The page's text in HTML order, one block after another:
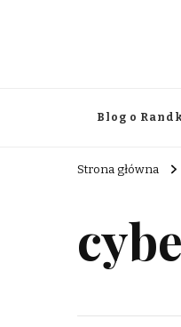
Blog o
Strona główna